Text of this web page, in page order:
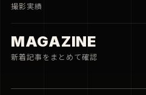
撮影実績
MAGAZINE
新着記事をまとめて確認